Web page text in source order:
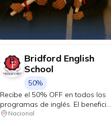
Bridford English
School
50%
Recibe el 50% OFF en todos los
programas de inglés. El beneficio
aplica únicamente durante la
Nacional